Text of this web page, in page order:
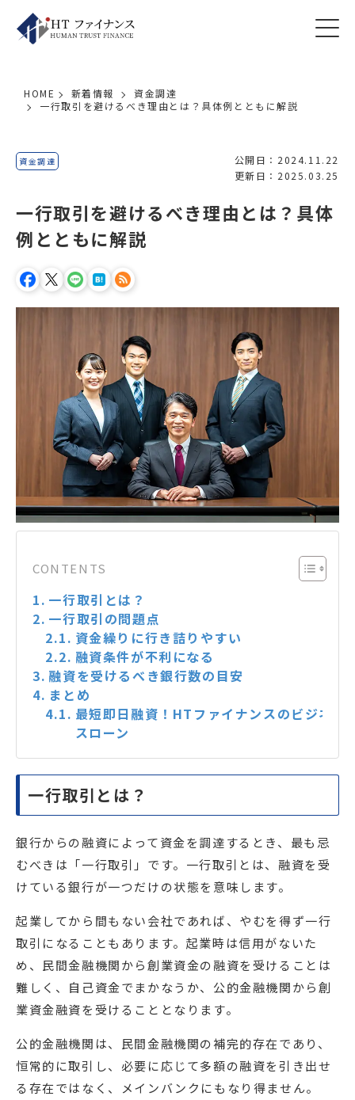
HOME 新着情報
資金調達
一行取引を避けるべき理由とは？具体例とともに解説
資金調達
公開日：2024.11.22
更新日：2025.03.25
一行取引を避けるべき理由とは？具体
例とともに解説
CONTENTS
一行取引とは？
一行取引の問題点
資金繰りに行き詰りやすい
融資条件が不利になる
融資を受けるべき銀行数の目安
まとめ
最短即日融資！HTファイナンスのビジネ
スローン
一行取引とは？
銀行からの融資によって資金を調達するとき、最も忌
むべきは「一行取引」です。一行取引とは、融資を受
けている銀行が一つだけの状態を意味します。
起業してから間もない会社であれば、やむを得ず一行
取引になることもあります。起業時は信用がないた
め、民間金融機関から創業資金の融資を受けることは
難しく、自己資金でまかなうか、公的金融機関から創
業資金融資を受けることとなります。
公的金融機関は、民間金融機関の補完的存在であり、
恒常的に取引し、必要に応じて多額の融資を引き出せ
る存在ではなく、メインバンクにもなり得ません。